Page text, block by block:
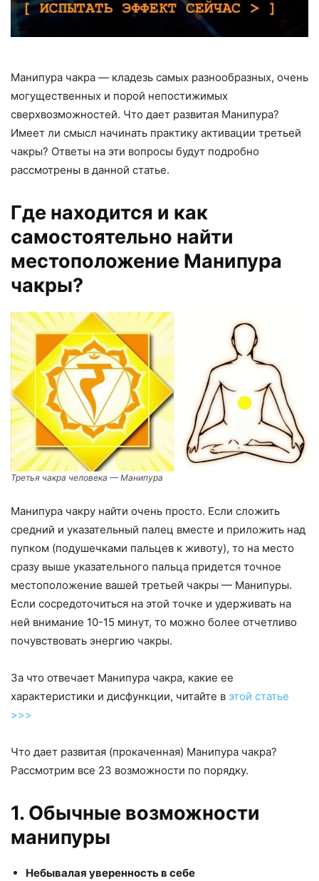
Манипура чакра — кладезь самых разнообразных, очень
могущественных и порой непостижимых
сверхвозможностей. Что дает развитая Манипура?
Имеет ли смысл начинать практику активации третьей
чакры? Ответы на эти вопросы будут подробно
рассмотрены в данной статье.
Где находится и как
самостоятельно найти
местоположение Манипура
чакры?
Третья чакра человека — Манипура
Манипура чакру найти очень просто. Если сложить
средний и указательный палец вместе и приложить над
пупком (подушечками пальцев к животу), то на место
сразу выше указательного пальца придется точное
местоположение вашей третьей чакры — Манипуры.
Если сосредоточиться на этой точке и удерживать на
ней внимание 10-15 минут, то можно более отчетливо
почувствовать энергию чакры.
За что отвечает Манипура чакра, какие ее
характеристики и дисфункции, читайте в этой статье
>>>
Что дает развитая (прокаченная) Манипура чакра?
Рассмотрим все 23 возможности по порядку.
1. Обычные возможности
манипуры
Небывалая уверенность в себе